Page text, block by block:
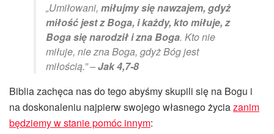
„Umiłowani, miłujmy się nawzajem, gdyż
miłość jest z Boga, i każdy, kto miłuje, z
Boga się narodził i zna Boga. Kto nie
miłuje, nie zna Boga, gdyż Bóg jest
miłością.” –Jak 4,7-8
Biblia zachęca nas do tego abyśmy skupili się na Bogu i
na doskonaleniu najpierw swojego własnego życiazanim
będziemy w stanie pomóc innym: